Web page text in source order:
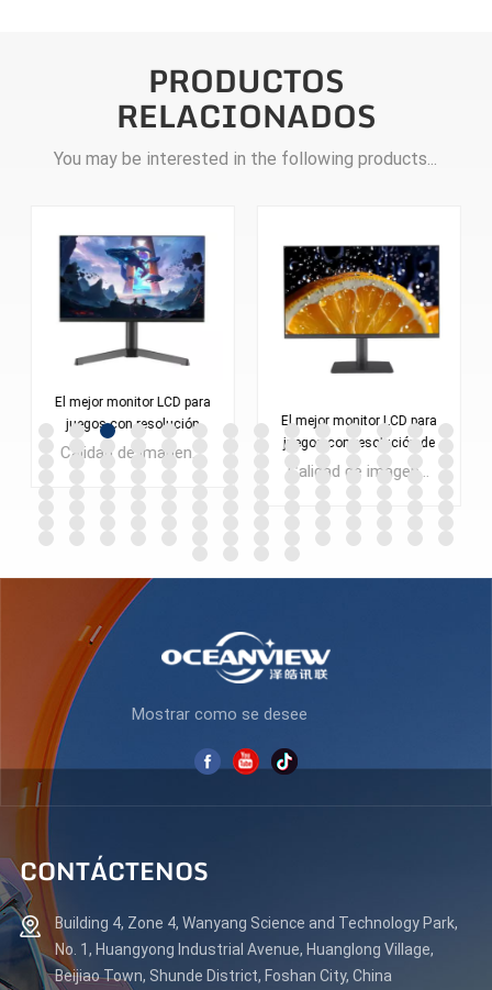
PRODUCTOS
RELACIONADOS
You may be interested in the following products...
El mejor monitor LCD para
juegos con resolución
2560*1440, pantalla de 24
pulgadas, monitor de PC
ES238Q180
Calidad de imagen QHD @180Hz Monitor LCD para juegos FAST VA de 24 pulgadas Cantidad mínima de pedido: 300 piezas
APRENDE MÁS
El mejor monitor LCD para
juegos con resolución de
2560 x 1440, pantalla de
27 pulgadas, monitor de
PC ES270Q180
Calidad de imagen QHD @180Hz Monitor para juegos LCD FAST IPS de 27 pulgadas Cantidad mínima de pedido: 300 piezas
Mostrar como se desee
CONTÁCTENOS
Building 4, Zone 4, Wanyang Science and Technology Park,
No. 1, Huangyong Industrial Avenue, Huanglong Village,
Beijiao Town, Shunde District, Foshan City, China